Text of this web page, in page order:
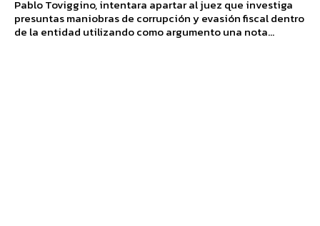
Pablo Toviggino, intentara apartar al juez que investiga
presuntas maniobras de corrupción y evasión fiscal dentro
de la entidad utilizando como argumento una nota...